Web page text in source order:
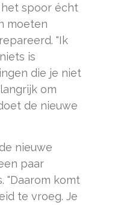
spoor écht
moeten
"Ik
is
die je niet
om
de nieuwe
nieuwe
paar
"Daarom komt
te vroeg. Je